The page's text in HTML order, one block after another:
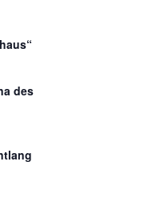
des